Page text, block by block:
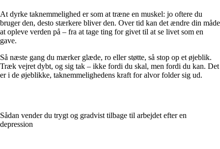
At dyrke taknemmelighed er som at træne en muskel: jo oftere du
bruger den, desto stærkere bliver den. Over tid kan det ændre din måde
at opleve verden på – fra at tage ting for givet til at se livet som en
gave.
Så næste gang du mærker glæde, ro eller støtte, så stop op et øjeblik.
Træk vejret dybt, og sig tak – ikke fordi du skal, men fordi du kan. Det
er i de øjeblikke, taknemmelighedens kraft for alvor folder sig ud.
Sådan vender du trygt og gradvist tilbage til arbejdet efter en
depression